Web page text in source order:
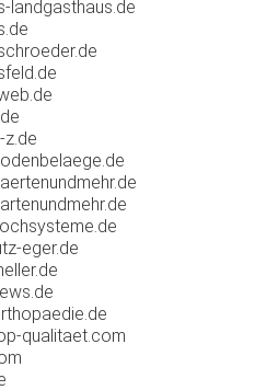
landgasthaus.de
z.de
eger.de
qualitaet.com